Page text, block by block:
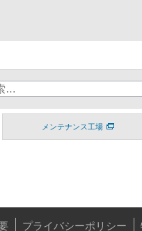
メンテナンス工場
プライバシーポリシー